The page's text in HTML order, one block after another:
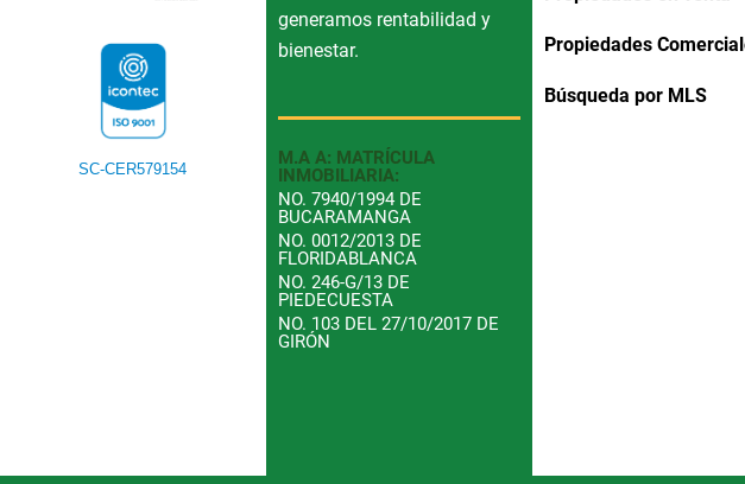
SC-CER579154
generamos rentabilidad y
bienestar.
M.A A: MATRÍCULA
INMOBILIARIA:
NO. 7940/1994 DE
BUCARAMANGA
NO. 0012/2013 DE
FLORIDABLANCA
NO. 246-G/13 DE
PIEDECUESTA
NO. 103 DEL 27/10/2017 DE
GIRÓN
Propiedades
Búsqueda por MLS